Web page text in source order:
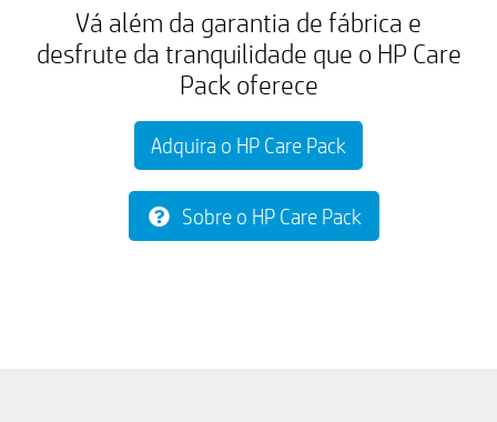
Vá além da garantia de fábrica e
desfrute da tranquilidade que o HP Care
Pack oferece
Adquira o HP Care Pack
Sobre o HP Care Pack